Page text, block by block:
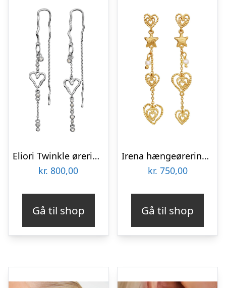
Eliori Twinkle øreringe – sølv
kr. 800,00
Gå til shop
Irena hængeøreringe – forgyldt
kr. 750,00
Gå til shop